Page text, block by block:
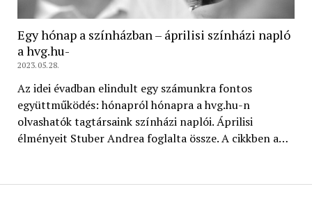
Egy hónap a színházban – áprilisi színházi napló
a hvg.hu-
2023.05.28.
Az idei évadban elindult egy számunkra fontos
együttműködés: hónapról hónapra a hvg.hu-n
olvashatók tagtársaink színházi naplói. Áprilisi
élményeit Stuber Andrea foglalta össze. A cikkben a…